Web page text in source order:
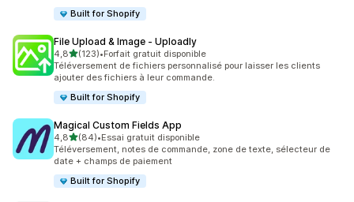
Built for Shopify
File Upload & Image ‑ Uploadly
4,8étoile(s) sur 5
(123)
123 avis au total
•Forfait gratuit disponible
Téléversement de fichiers personnalisé pour laisser les clients
ajouter des fichiers à leur commande.
Built for Shopify
Magical Custom Fields App
4,8étoile(s) sur 5
(84)
84 avis au total
•Essai gratuit disponible
Téléversement, notes de commande, zone de texte, sélecteur de
date + champs de paiement
Built for Shopify